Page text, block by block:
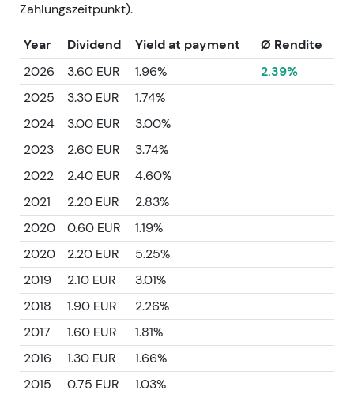
Zahlungszeitpunkt).
Year Dividend Yield at payment
Ø Rendite
2026
3.60 EUR 1.96%
2.39%
2025
3.30 EUR
1.74%
2024
3.00 EUR
3.00%
2023
2.60 EUR
3.74%
2022
2.40 EUR
4.60%
2021
2.20 EUR
2.83%
2020
0.60 EUR
1.19%
2020
2.20 EUR
5.25%
2019
2.10 EUR
3.01%
2018
1.90 EUR
2.26%
2017
1.60 EUR
1.81%
2016
1.30 EUR
1.66%
2015
0.75 EUR
1.03%